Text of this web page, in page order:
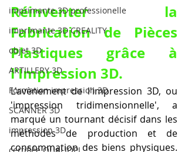
imprimante 3D professionelle
imprimante 3D CREALITY
objet 3D
ARTILLERY 3D
Formation impression 3D
SCANNER 3D
impression 3D
Réinventer la
Fabrication de Pièces
Plastiques grâce à
l'Impression 3D.
L'avènement de l'impression 3D, ou
'impression tridimensionnelle', a
marqué un tournant décisif dans les
méthodes de production et de
consommation des biens physiques.